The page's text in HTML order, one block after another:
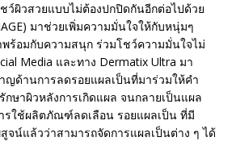
ว์ผิวสวยแบบไม่ต้องปกปิดกันอีกต่อไปด้วย
มาช่วยเพิ่มความมั่นใจให้กับหนุ่มๆ
ร้อมกับความสนุก ร่วมโชว์ความมั่นใจไม่
Media และทาง Dermatix Ultra มา
ญด้านการลดรอยแผลเป็นที่มาร่วมให้คำ
ษาผิวหลังการเกิดแผล จนกลายเป็นแผล
รใช้ผลิตภัณฑ์ลดเลือน รอยแผลเป็น ที่มี
จน์แล้วว่าสามารถจัดการแผลเป็นต่าง ๆ ได้